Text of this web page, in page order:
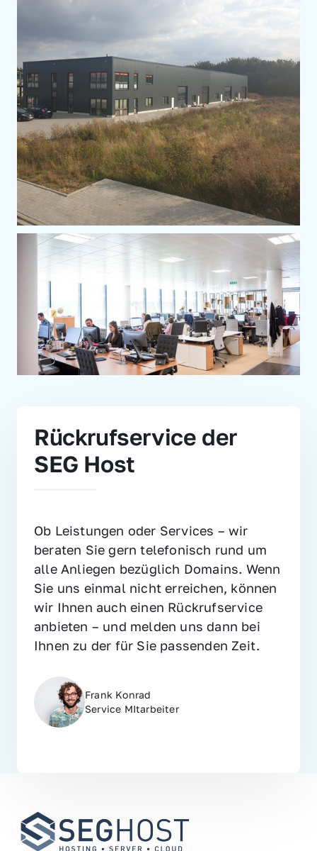
Rückrufservice der
SEG Host
Ob Leistungen oder Services – wir
beraten Sie gern telefonisch rund um
alle Anliegen bezüglich Domains. Wenn
Sie uns einmal nicht erreichen, können
wir Ihnen auch einen Rückrufservice
anbieten – und melden uns dann bei
Ihnen zu der für Sie passenden Zeit.
Frank Konrad
Service MItarbeiter